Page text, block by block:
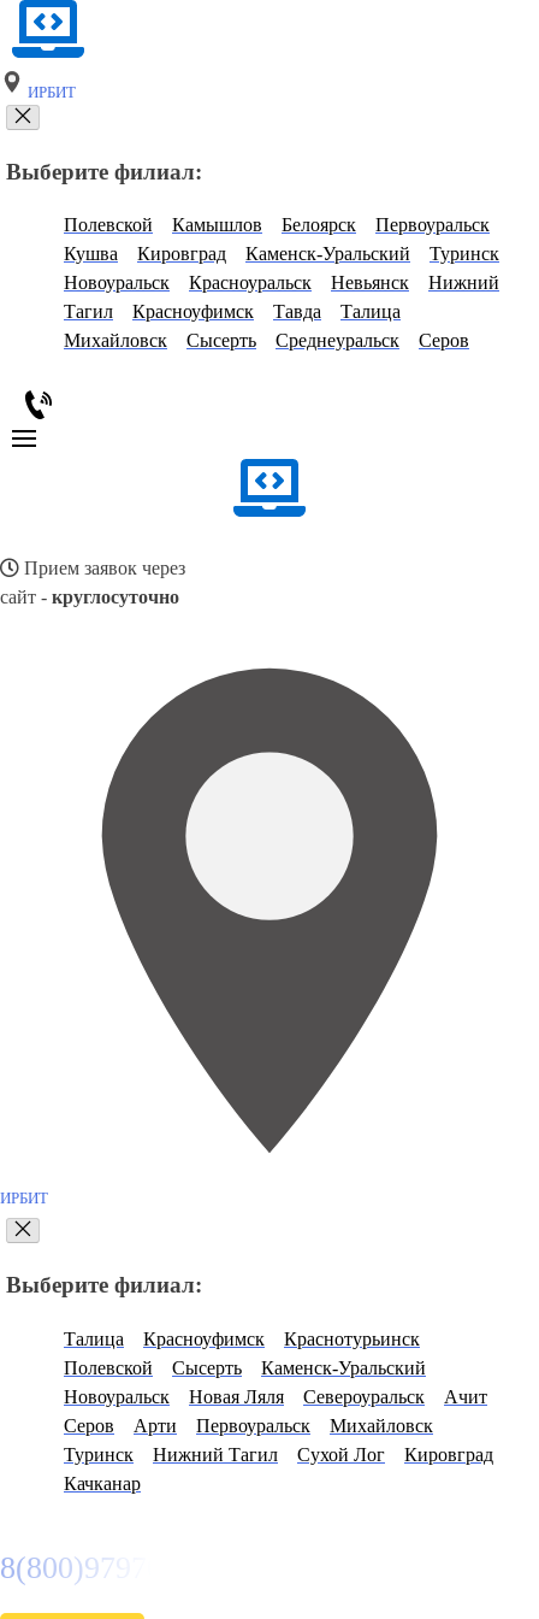
ИРБИТ
Выберите филиал:
Полевской Камышлов Белоярск
Первоуральск
Кушва
Кировград Каменск-Уральский
Туринск
Новоуральск
Красноуральск Невьянск
Нижний
Тагил
Красноуфимск Тавда
Талица
Михайловск
Сысерть Среднеуральск Серов
Прием заявок через
сайт - круглосуточно
ИРБИТ
Выберите филиал:
Талица Красноуфимск
Краснотурьинск
Полевской
Сысерть
Каменск-Уральский
Новоуральск
Новая Ляля Североуральск
Ачит
Серов
Арти Первоуральск
Михайловск
Туринск
Нижний Тагил Сухой Лог
Кировград
Качканар
8(800)9797043